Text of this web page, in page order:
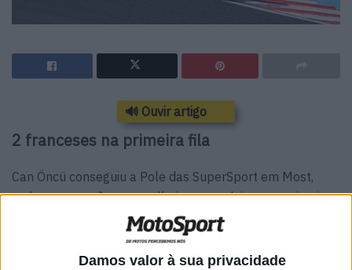
Damos valor à sua privacidade
🔊 Ouvir artigo
2 franceses na primeira fila
Can Öncü conseguiu a Pole das SuperSport em Most,
após uma sessão apertadíssima, que deixou na primeira
fila a escassas centésimas Luca Mahias e Valentin
Debise. O Turco da Tem Kate Yamaha acabou por fazer
um tempo de 1:33.802, contra os 33.852 de Mahias e